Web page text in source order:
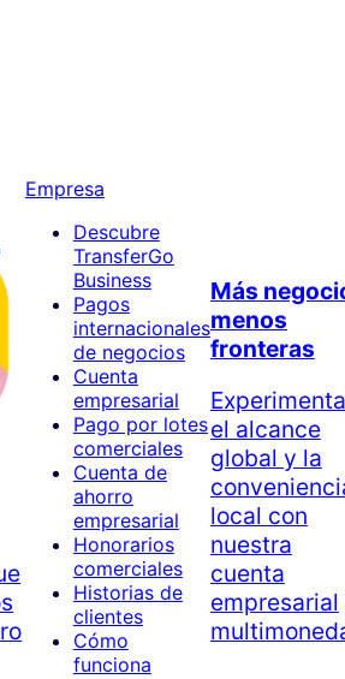
Empresa
Descubre
TransferGo
Business
Pagos
internacionales
de negocios
Cuenta
empresarial
Pago por lotes
comerciales
Cuenta de
ahorro
empresarial
Honorarios
comerciales
Historias de
clientes
Cómo
funciona
Más
menos
fronteras
Experimenta
el alcance
global y la
local con
nuestra
cuenta
empresarial